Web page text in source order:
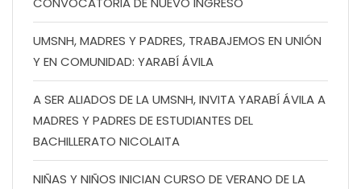
UMSNH, MADRES Y PADRES, TRABAJEMOS EN UNIÓN
Y EN COMUNIDAD: YARABÍ ÁVILA
A SER ALIADOS DE LA UMSNH, INVITA YARABÍ ÁVILA A
MADRES Y PADRES DE ESTUDIANTES DEL
BACHILLERATO NICOLAITA
NIÑAS Y NIÑOS INICIAN CURSO DE VERANO DE LA